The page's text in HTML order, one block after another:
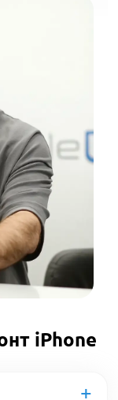
iPhone